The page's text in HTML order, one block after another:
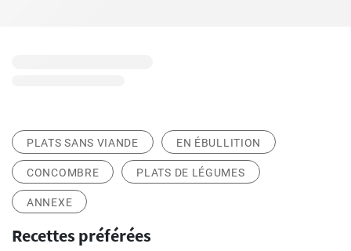
PLATS SANS VIANDE EN ÉBULLITION
CONCOMBRE PLATS DE LÉGUMES
ANNEXE
Recettes préférées